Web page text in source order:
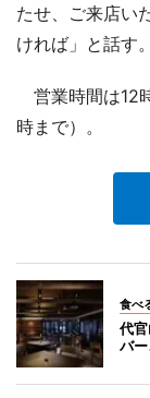
たせ、ご来店い
ければ」と話す。
営業時間は12
時まで）。
食べ
代
バ